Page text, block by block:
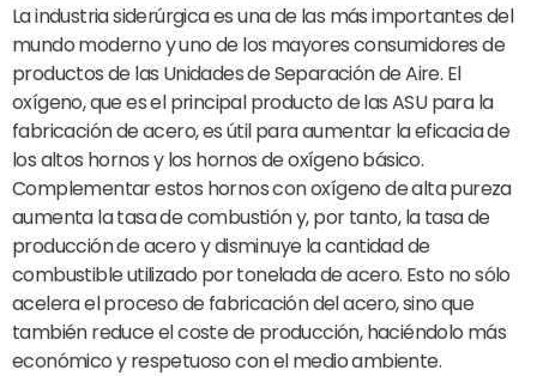
La industria siderúrgica es una de las más importantes del
mundo moderno y uno de los mayores consumidores de
productos de las Unidades de Separación de Aire. El
oxígeno, que es el principal producto de las ASU para la
fabricación de acero, es útil para aumentar la eficacia de
los altos hornos y los hornos de oxígeno básico.
Complementar estos hornos con oxígeno de alta pureza
aumenta la tasa de combustión y, por tanto, la tasa de
producción de acero y disminuye la cantidad de
combustible utilizado por tonelada de acero. Esto no sólo
acelera el proceso de fabricación del acero, sino que
también reduce el coste de producción, haciéndolo más
económico y respetuoso con el medio ambiente.